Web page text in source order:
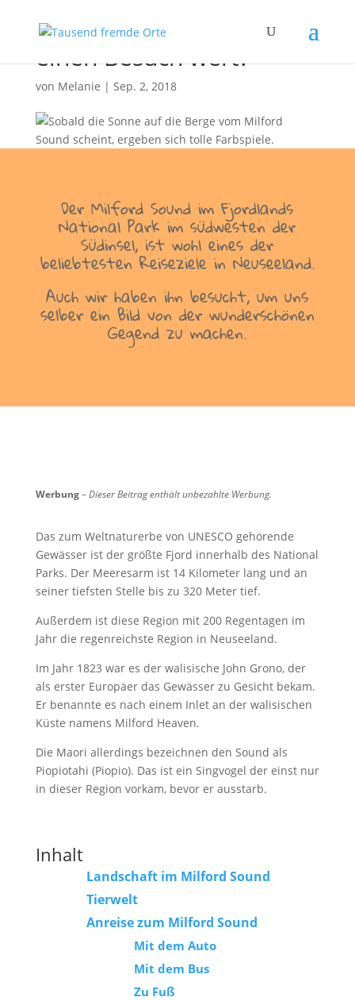
Ist der Milford Sound
einen Besuch wert?
von Melanie | Sep. 2, 2018
Der Milford Sound im Fjordlands
National Park im südwesten der
Südinsel, ist wohl eines der
beliebtesten Reiseziele in Neuseeland.
Auch wir haben ihn besucht, um uns
selber ein Bild von der wunderschönen
Gegend zu machen.
Werbung–Dieser Beitrag enthält unbezahlte Werbung.
Das zum Weltnaturerbe von UNESCO gehörende
Gewässer ist der größte Fjord innerhalb des National
Parks. Der Meeresarm ist 14 Kilometer lang und an
seiner tiefsten Stelle bis zu 320 Meter tief.
Außerdem ist diese Region mit 200 Regentagen im
Jahr die regenreichste Region in Neuseeland.
Im Jahr 1823 war es der walisische John Grono, der
als erster Europäer das Gewässer zu Gesicht bekam.
Er benannte es nach einem Inlet an der walisischen
Küste namens Milford Heaven.
Die Maori allerdings bezeichnen den Sound als
Piopiotahi (Piopio). Das ist ein Singvogel der einst nur
in dieser Region vorkam, bevor er ausstarb.
Inhalt
Landschaft im Milford Sound
Tierwelt
Anreise zum Milford Sound
Mit dem Auto
Mit dem Bus
Zu Fuß